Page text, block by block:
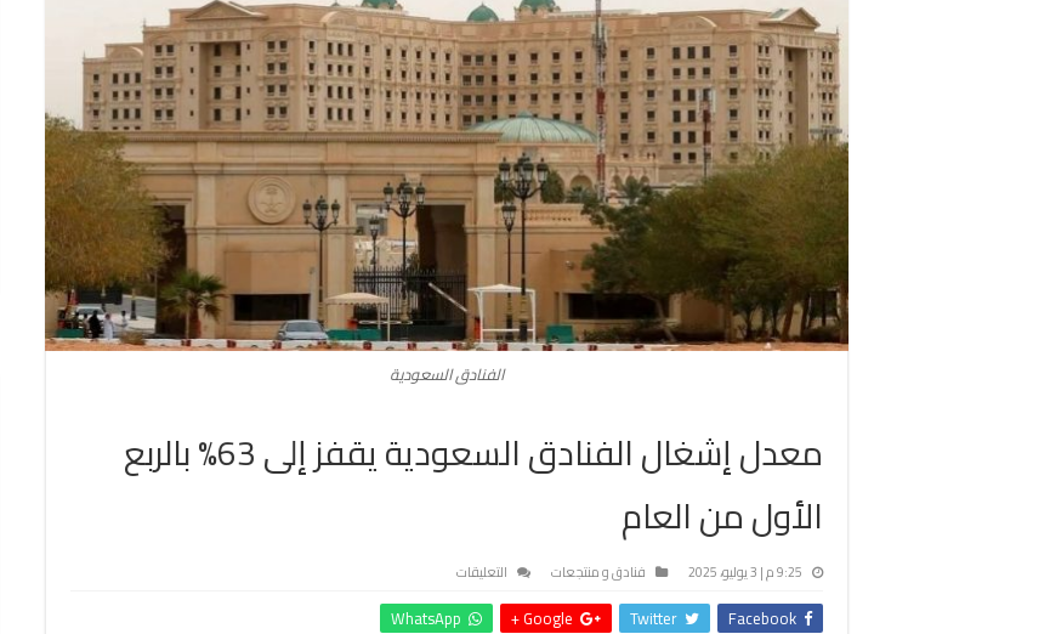
الفنادق السعودية
معدل إشغال الفنادق السعودية يقفز إلى 63% بالربع
الأول من العام
9:25 م | 3 يوليو، 2025 فنادق و منتجعات التعليقات
إشغال
Facebook
Twitter
Google +
WhatsApp